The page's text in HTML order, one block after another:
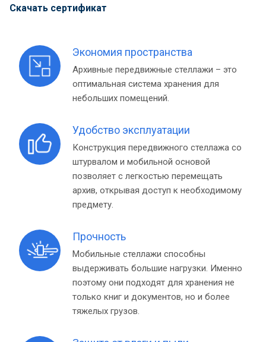
Cкачать сертификат
Экономия пространства
Архивные передвижные стеллажи – это
оптимальная система хранения для
небольших помещений.
Удобство эксплуатации
Конструкция передвижного стеллажа со
штурвалом и мобильной основой
позволяет с легкостью перемещать
архив, открывая доступ к необходимому
предмету.
Прочность
Мобильные стеллажи способны
выдерживать большие нагрузки. Именно
поэтому они подходят для хранения не
только книг и документов, но и более
тяжелых грузов.